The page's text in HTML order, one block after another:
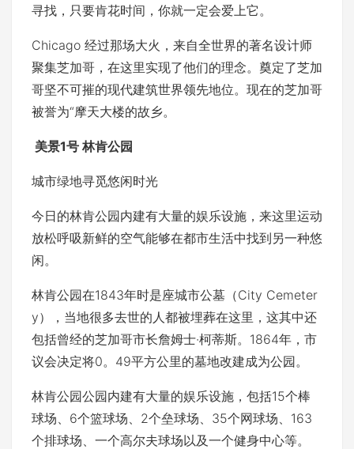
寻找，只要肯花时间，你就一定会爱上它。
Chicago 经过那场大火，来自全世界的著名设计师
聚集芝加哥，在这里实现了他们的理念。奠定了芝加
哥坚不可摧的现代建筑世界领先地位。现在的芝加哥
被誉为“摩天大楼的故乡。
美景1号 林肯公园
城市绿地寻觅悠闲时光
今日的林肯公园内建有大量的娱乐设施，来这里运动
放松呼吸新鲜的空气能够在都市生活中找到另一种悠
闲。
林肯公园在1843年时是座城市公墓（City Cemeter
y），当地很多去世的人都被埋葬在这里，这其中还
包括曾经的芝加哥市长詹姆士·柯蒂斯。1864年，市
议会决定将0。49平方公里的墓地改建成为公园。
林肯公园公园内建有大量的娱乐设施，包括15个棒
球场、6个篮球场、2个垒球场、35个网球场、163
个排球场、一个高尔夫球场以及一个健身中心等。